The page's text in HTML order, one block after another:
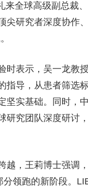
来全球高级副总裁
尖研究者深度协作
时表示，吴一龙教
指导，从患者筛选
坚实基础。同时，
研究团队深度研讨
越，王莉博士强调
领跑的新阶段。